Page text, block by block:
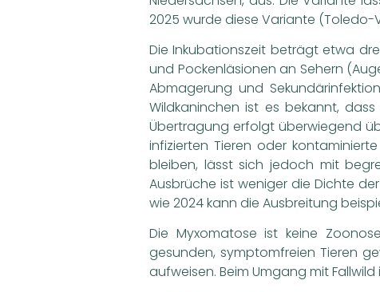
2025 wurde diese Variante (Toledo-
Die Inkubationszeit beträgt etwa
und Pockenläsionen an Sehern
Abmagerung und
Wildkaninchen ist es bekannt,
Übertragung erfolgt überwiegend
infizierten Tieren oder
bleiben, lässt sich jedoch mit
Ausbrüche ist weniger die Dichte
wie 2024 kann die Ausbreitung
Die Myxomatose ist keine
gesunden, symptomfreien Tieren
aufweisen. Beim Umgang mit